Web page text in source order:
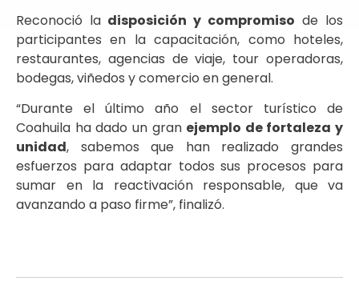
Reconoció la disposición y compromiso de los
participantes en la capacitación, como hoteles,
restaurantes, agencias de viaje, tour operadoras,
bodegas, viñedos y comercio en general.
“Durante el último año el sector turístico de
Coahuila ha dado un gran ejemplo de fortaleza y
unidad, sabemos que han realizado grandes
esfuerzos para adaptar todos sus procesos para
sumar en la reactivación responsable, que va
avanzando a paso firme”, finalizó.